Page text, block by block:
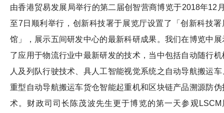
由香港贸易发展局举行的第二届创智营商博览于2018年12
至7日顺利举行，创新科技署于展览厅设置了「创新科技署
馆」，展示五间研发中心的最新科研成果。我们在博览中展
了应用于物流行业中最新研发的技术，当中包括自动随行机
人及列队行驶技术、具人工智能视觉系统之自动导航搬运车
重型自动导航搬运车货仓智能起重机和区块链产品溯源防伪
术。财政司司长陈茂波先生更于博览的第一天参观LSCM